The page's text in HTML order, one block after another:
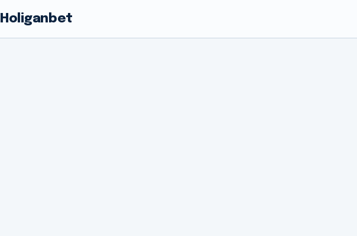
Holiganbet